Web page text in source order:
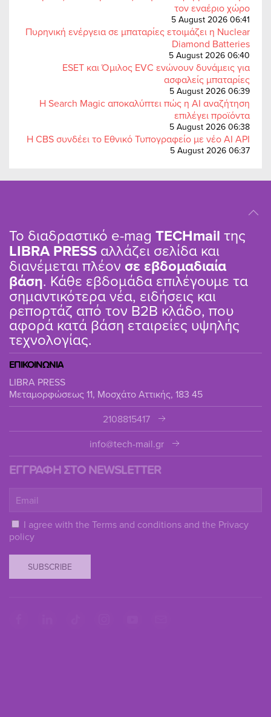
τον εναέριο χώρο
5 August 2026 06:41
Πυρηνική ενέργεια σε μπαταρίες ετοιμάζει η Nuclear
Diamond Batteries
5 August 2026 06:40
ESET και Όμιλος EVC ενώνουν δυνάμεις για
ασφαλείς μπαταρίες
5 August 2026 06:39
Η Search Magic αποκαλύπτει πώς η AI αναζήτηση
επιλέγει προϊόντα
5 August 2026 06:38
Η CBS συνδέει το Εθνικό Τυπογραφείο με νέο AI API
5 August 2026 06:37
Το διαδραστικό e-mag TΕCHmail της
LIBRA PRESS αλλάζει σελίδα και
διανέμεται πλέον σε εβδομαδιαία
βάση. Κάθε εβδομάδα επιλέγουμε τα
σημαντικότερα νέα, ειδήσεις και
ρεπορτάζ από τον B2B κλάδο, που
αφορά κατά βάση εταιρείες υψηλής
τεχνολογίας.
ΕΠΙΚΟΙΝΩΝΙΑ
LIBRA PRESS
Μεταμορφώσεως 11, Μοσχάτο Αττικής, 183 45
2108815417
info@tech-mail.gr
ΕΓΓΡΑΦΗ ΣΤΟ NEWSLETTER
I agree with the Terms and conditions and the Privacy
policy
SUBSCRIBE